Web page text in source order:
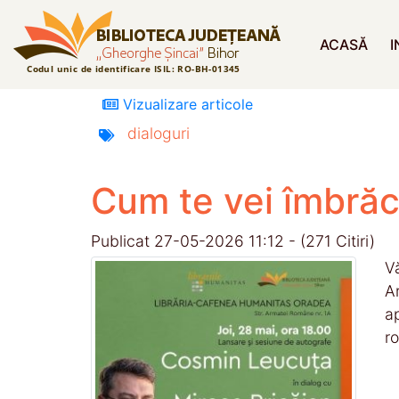
ACASĂ
Vizualizare articole
dialoguri
Cum te vei
Publicat 27-05-2026 11:12 - (271 Citiri)